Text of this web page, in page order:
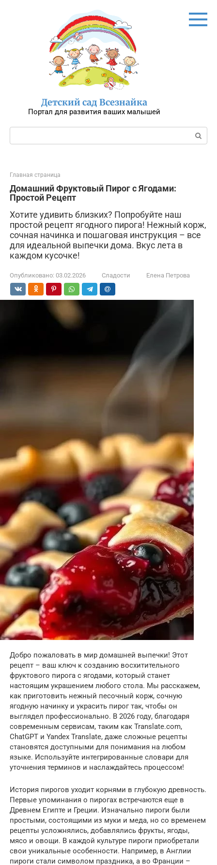
Детский сад Всезнайка
Портал для развития ваших малышей
Поиск:
Главная страница
Домашний Фруктовый Пирог с Ягодами:
Простой Рецепт
Хотите удивить близких? Попробуйте наш
простой рецепт ягодного пирога! Нежный корж,
сочная начинка и пошаговая инструкция – все
для идеальной выпечки дома. Вкус лета в
каждом кусочке!
Опубликовано: 03.02.2026 Сладости Елена Петрова
Добро пожаловать в мир домашней выпечки! Этот
рецепт – ваш ключ к созданию восхитительного
фруктового пирога с ягодами, который станет
настоящим украшением любого стола. Мы расскажем,
как приготовить нежный песочный корж, сочную
ягодную начинку и украсить пирог так, чтобы он
выглядел профессионально. В 2026 году, благодаря
современным сервисам, таким как Translate.com,
ChatGPT и Yandex Translate, даже сложные рецепты
становятся доступными для понимания на любом
языке. Используйте интегрированные словари для
уточнения терминов и наслаждайтесь процессом!
История пирогов уходит корнями в глубокую древность.
Первые упоминания о пирогах встречаются еще в
Древнем Египте и Греции. Изначально пироги были
простыми, состоящими из муки и меда, но со временем
рецепты усложнялись, добавлялись фрукты, ягоды,
мясо и овощи. В каждой культуре пироги приобретали
свои уникальные особенности. Например, в Англии
пироги стали символом праздника, а во Франции –